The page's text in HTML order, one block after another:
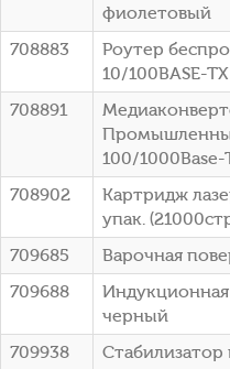
фиолетовый
708883
Роутер
10/100BASE-
708891
100/1000Base-
708902
Картридж
упак.
709685
Варочная
709688
Индукционная
черный
709938
Стабилизатор